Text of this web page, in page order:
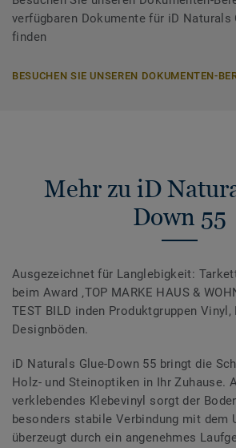
verfügbaren Dokumente für iD Naturals
finden
BESUCHEN SIE UNSEREN DOKUMENTEN-
Mehr zu iD
Down 55
Ausgezeichnet für Langlebigkeit:
beim Award ‚TOP MARKE HAUS &
TEST BILD inden Produktgruppen Vinyl,
Designböden.
iD Naturals Glue-Down 55 bringt die
Holz- und Steinoptiken in Ihr Zuhause.
verklebendes Klebevinyl sorgt der
besonders stabile Verbindung mit dem
überzeugt durch ein angenehmes